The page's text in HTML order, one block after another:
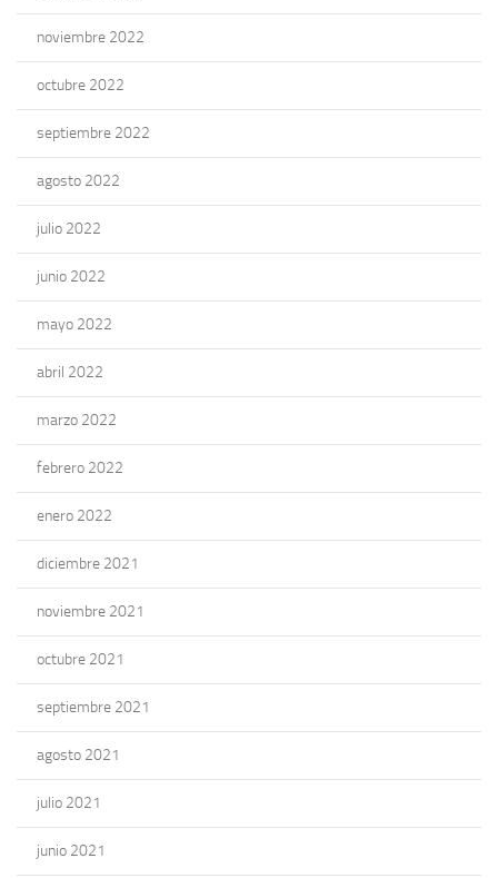
noviembre 2022
octubre 2022
septiembre 2022
agosto 2022
julio 2022
junio 2022
mayo 2022
abril 2022
marzo 2022
febrero 2022
enero 2022
diciembre 2021
noviembre 2021
octubre 2021
septiembre 2021
agosto 2021
julio 2021
junio 2021